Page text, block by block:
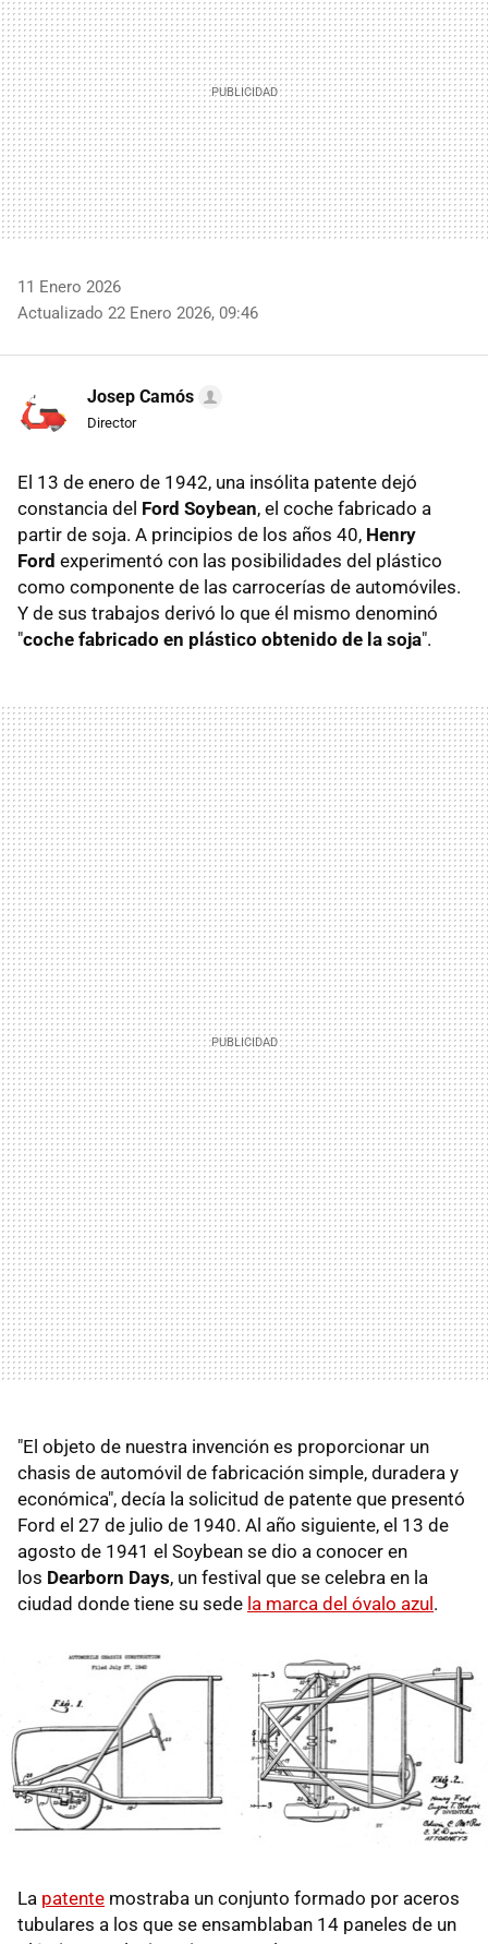
11 Enero 2026
Actualizado 22 Enero 2026, 09:46
Josep Camós
Director
El 13 de enero de 1942, una insólita patente dejó
constancia del Ford Soybean, el coche fabricado a
partir de soja. A principios de los años 40, Henry
Ford experimentó con las posibilidades del plástico
como componente de las carrocerías de automóviles.
Y de sus trabajos derivó lo que él mismo denominó
"coche fabricado en plástico obtenido de la soja".
"El objeto de nuestra invención es proporcionar un
chasis de automóvil de fabricación simple, duradera y
económica", decía la solicitud de patente que presentó
Ford el 27 de julio de 1940. Al año siguiente, el 13 de
agosto de 1941 el Soybean se dio a conocer en
los Dearborn Days, un festival que se celebra en la
ciudad donde tiene su sede la marca del óvalo azul .
La patente mostraba un conjunto formado por aceros
tubulares a los que se ensamblaban 14 paneles de un